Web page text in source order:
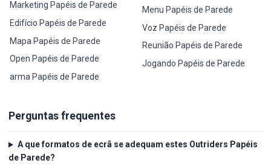
Marketing Papéis de Parede
Edifício Papéis de Parede
Mapa Papéis de Parede
Open Papéis de Parede
arma Papéis de Parede
Menu Papéis de Parede
Voz Papéis de Parede
Reunião Papéis de Parede
Jogando Papéis de Parede
Perguntas frequentes
A que formatos de ecrã se adequam estes Outriders Papéis
de Parede?